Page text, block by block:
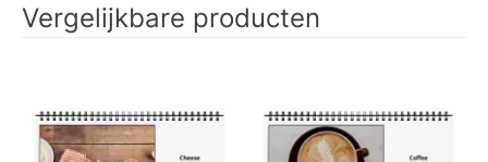
Vergelijkbare producten